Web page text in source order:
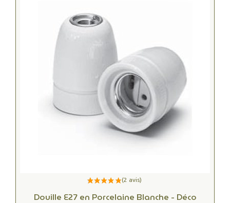
Douille E27 en Porcelaine Blanche - Déco